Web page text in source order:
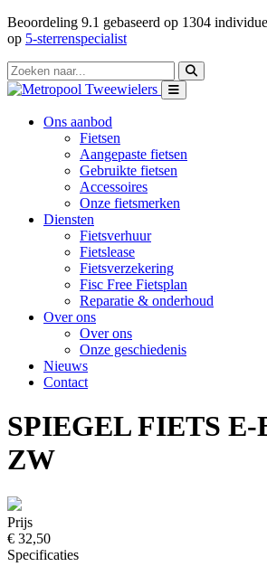
Beoordeling 9.1 gebaseerd op 1304
op 5-sterrenspecialist
Ons aanbod
Fietsen
Aangepaste fietsen
Gebruikte fietsen
Accessoires
Onze fietsmerken
Diensten
Fietsverhuur
Fietslease
Fietsverzekering
Fisc Free Fietsplan
Reparatie & onderhoud
Over ons
Over ons
Onze geschiedenis
Nieuws
Contact
SPIEGEL FIETS
ZW
Prijs
€ 32,50
Specificaties